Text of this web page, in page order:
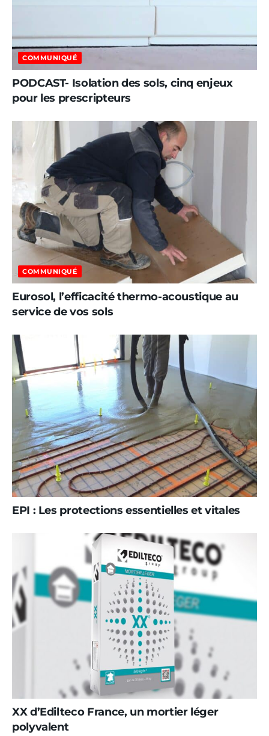
COMMUNIQUÉ
PODCAST- Isolation des sols, cinq enjeux
pour les prescripteurs
COMMUNIQUÉ
Eurosol, l’efficacité thermo-acoustique au
service de vos sols
EPI : Les protections essentielles et vitales
XX d’Edilteco France, un mortier léger
polyvalent